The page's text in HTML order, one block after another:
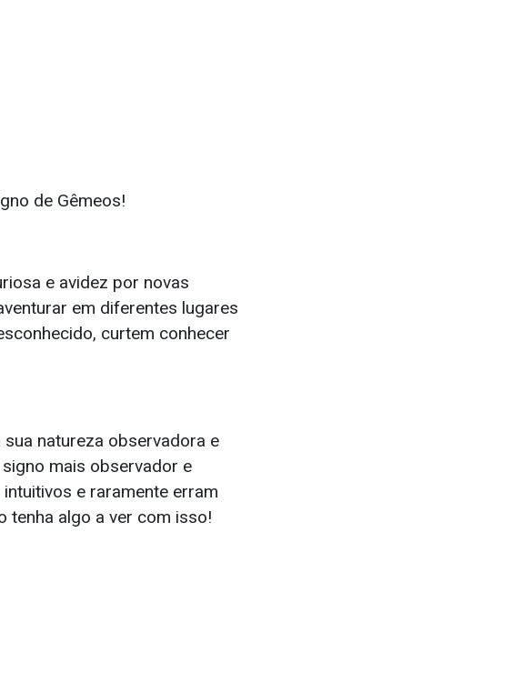
de Gêmeos!
e avidez por novas
em diferentes lugares
curtem conhecer
natureza observadora e
mais observador e
e raramente erram
tenha algo a ver com isso!